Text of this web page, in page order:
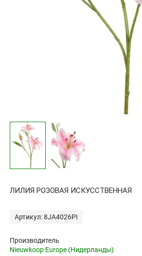
ЛИЛИЯ РОЗОВАЯ ИСКУССТВЕННАЯ
Артикул: 8JA4026PI
Производитель
Nieuwkoop Europe (Нидерланды)